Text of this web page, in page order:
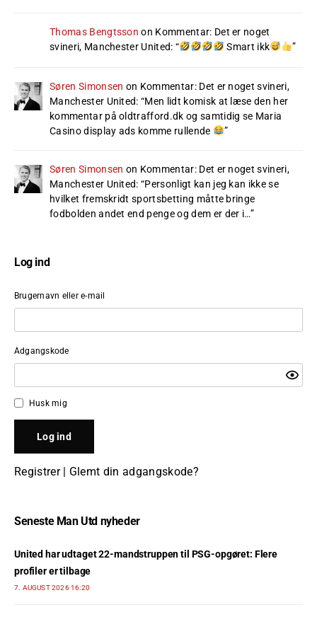
Thomas Bengtsson on Kommentar: Det er noget
svineri, Manchester United: “ Smart ikk ”
Søren Simonsen on Kommentar: Det er noget svineri,
Manchester United: “Men lidt komisk at læse den her
kommentar på oldtrafford.dk og samtidig se Maria
Casino display ads komme rullende
”
Søren Simonsen on Kommentar: Det er noget svineri,
Manchester United: “Personligt kan jeg kan ikke se
hvilket fremskridt sportsbetting måtte bringe
fodbolden andet end penge og dem er der i…”
Log ind
Brugernavn eller e-mail
Adgangskode
Husk mig
Registrer| Glemt din adgangskode?
Seneste Man Utd nyheder
United har udtaget 22-mandstruppen til PSG-opgøret: Flere
profiler er tilbage
7. AUGUST 2026 16:20